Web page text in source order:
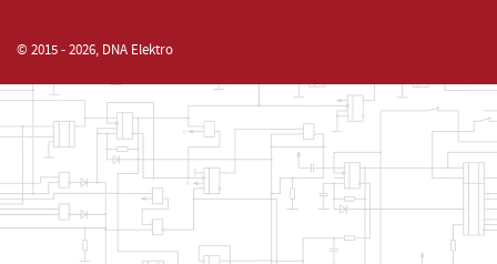
© 2015 - 2026, DNA Elektro